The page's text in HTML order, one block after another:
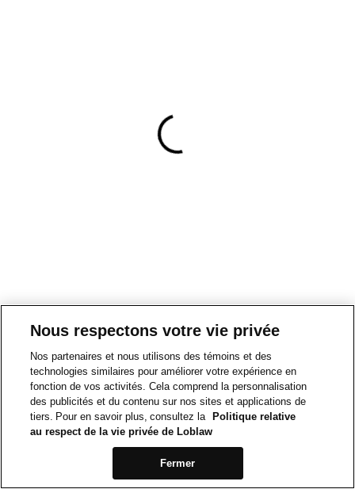
Nous respectons votre vie privée
Nos partenaires et nous utilisons des témoins et des
technologies similaires pour améliorer votre expérience en
fonction de vos activités. Cela comprend la personnalisation
des publicités et du contenu sur nos sites et applications de
tiers. Pour en savoir plus, consultez la
Politique relative
au respect de la vie privée de Loblaw
Fermer